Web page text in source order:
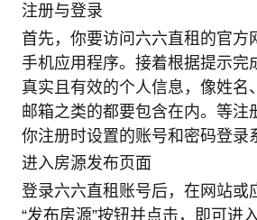
注册与登录
首先，你要访问六六直租的官方
手机应用程序。接着根据提示完
真实且有效的个人信息，像姓名
邮箱之类的都要包含在内。等注
你注册时设置的账号和密码登录
进入房源发布页面
登录六六直租账号后，在网站或
“发布房源”按钮并点击，即可进